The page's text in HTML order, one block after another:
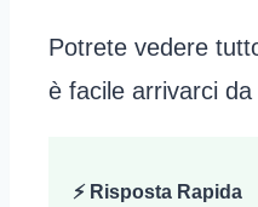
Potrete vedere
è facile arrivarci da
⚡ Risposta Rapida